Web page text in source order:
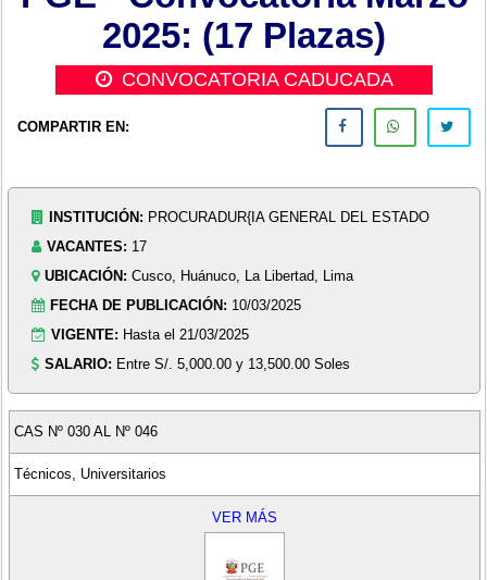
2025: (17 Plazas)
CONVOCATORIA CADUCADA
COMPARTIR EN:
INSTITUCIÓN: PROCURADUR{IA GENERAL DEL ESTADO
VACANTES: 17
UBICACIÓN: Cusco, Huánuco, La Libertad, Lima
FECHA DE PUBLICACIÓN: 10/03/2025
VIGENTE: Hasta el 21/03/2025
SALARIO: Entre S/. 5,000.00 y 13,500.00 Soles
CAS Nº 030 AL Nº 046
Técnicos, Universitarios
VER MÁS